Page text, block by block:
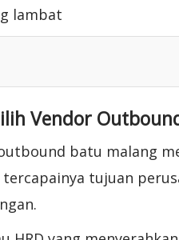
lambat
Vendor
batu malang
tujuan